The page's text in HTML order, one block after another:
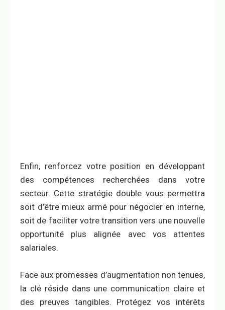
Enfin, renforcez votre position en développant
des compétences recherchées dans votre
secteur. Cette stratégie double vous permettra
soit d’être mieux armé pour négocier en interne,
soit de faciliter votre transition vers une nouvelle
opportunité plus alignée avec vos attentes
salariales.
Face aux promesses d’augmentation non tenues,
la clé réside dans une communication claire et
des preuves tangibles. Protégez vos intérêts